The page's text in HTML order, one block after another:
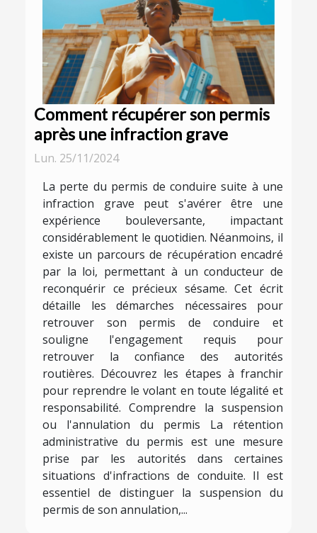
Comment récupérer son permis
après une infraction grave
Lun. 25/11/2024
La perte du permis de conduire suite à une
infraction grave peut s'avérer être une
expérience bouleversante, impactant
considérablement le quotidien. Néanmoins, il
existe un parcours de récupération encadré
par la loi, permettant à un conducteur de
reconquérir ce précieux sésame. Cet écrit
détaille les démarches nécessaires pour
retrouver son permis de conduire et
souligne l'engagement requis pour
retrouver la confiance des autorités
routières. Découvrez les étapes à franchir
pour reprendre le volant en toute légalité et
responsabilité. Comprendre la suspension
ou l'annulation du permis La rétention
administrative du permis est une mesure
prise par les autorités dans certaines
situations d'infractions de conduite. Il est
essentiel de distinguer la suspension du
permis de son annulation,...